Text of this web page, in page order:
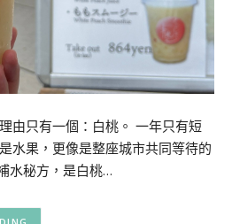
由只有一個：白桃。 一年只有短
水果，更像是整座城市共同等待的
水秘方，是白桃…